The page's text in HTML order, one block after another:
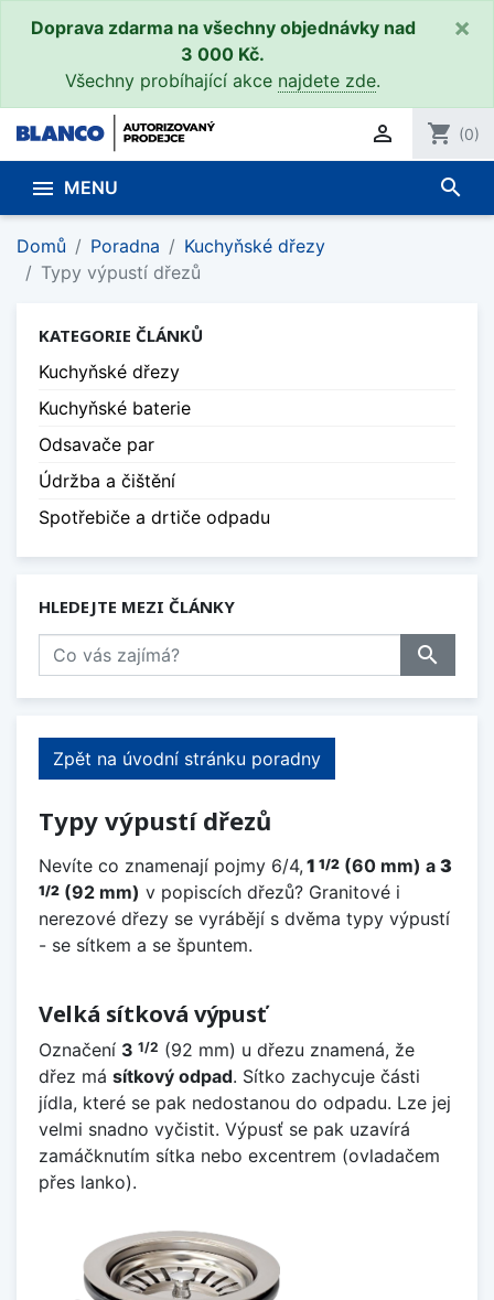
Doprava zdarma na všechny objednávky nad
3 000 Kč.
Všechny probíhající akce najdete zde.
×
 shopping_cart (0)
 MENU search
Domů Poradna
Kuchyňské dřezy
Typy výpustí dřezů
KATEGORIE ČLÁNKŮ
Kuchyňské dřezy
Kuchyňské baterie
Odsavače par
Údržba a čištění
Spotřebiče a drtiče odpadu
HLEDEJTE MEZI ČLÁNKY
search
Zpět na úvodní stránku poradny
Typy výpustí dřezů
Nevíte co znamenají pojmy 6/4, 1 1/2 (60 mm) a 3
1/2 (92 mm) v popiscích dřezů? Granitové i
nerezové dřezy se vyrábějí s dvěma typy výpustí
- se sítkem a se špuntem.
Velká sítková výpusť
Označení 3 1/2 (92 mm) u dřezu znamená, že
dřez má sítkový odpad. Sítko zachycuje části
jídla, které se pak nedostanou do odpadu. Lze jej
velmi snadno vyčistit. Výpusť se pak uzavírá
zamáčknutím sítka nebo excentrem (ovladačem
přes lanko).